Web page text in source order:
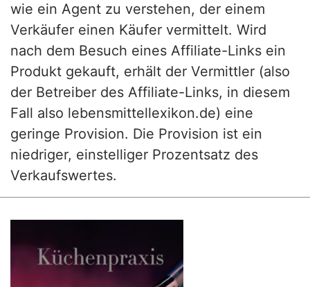
wie ein Agent zu verstehen, der einem
Verkäufer einen Käufer vermittelt. Wird
nach dem Besuch eines Affiliate-Links ein
Produkt gekauft, erhält der Vermittler (also
der Betreiber des Affiliate-Links, in diesem
Fall also lebensmittellexikon.de) eine
geringe Provision. Die Provision ist ein
niedriger, einstelliger Prozentsatz des
Verkaufswertes.